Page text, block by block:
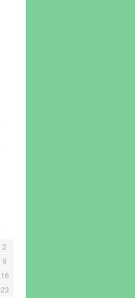
2
9
16
23